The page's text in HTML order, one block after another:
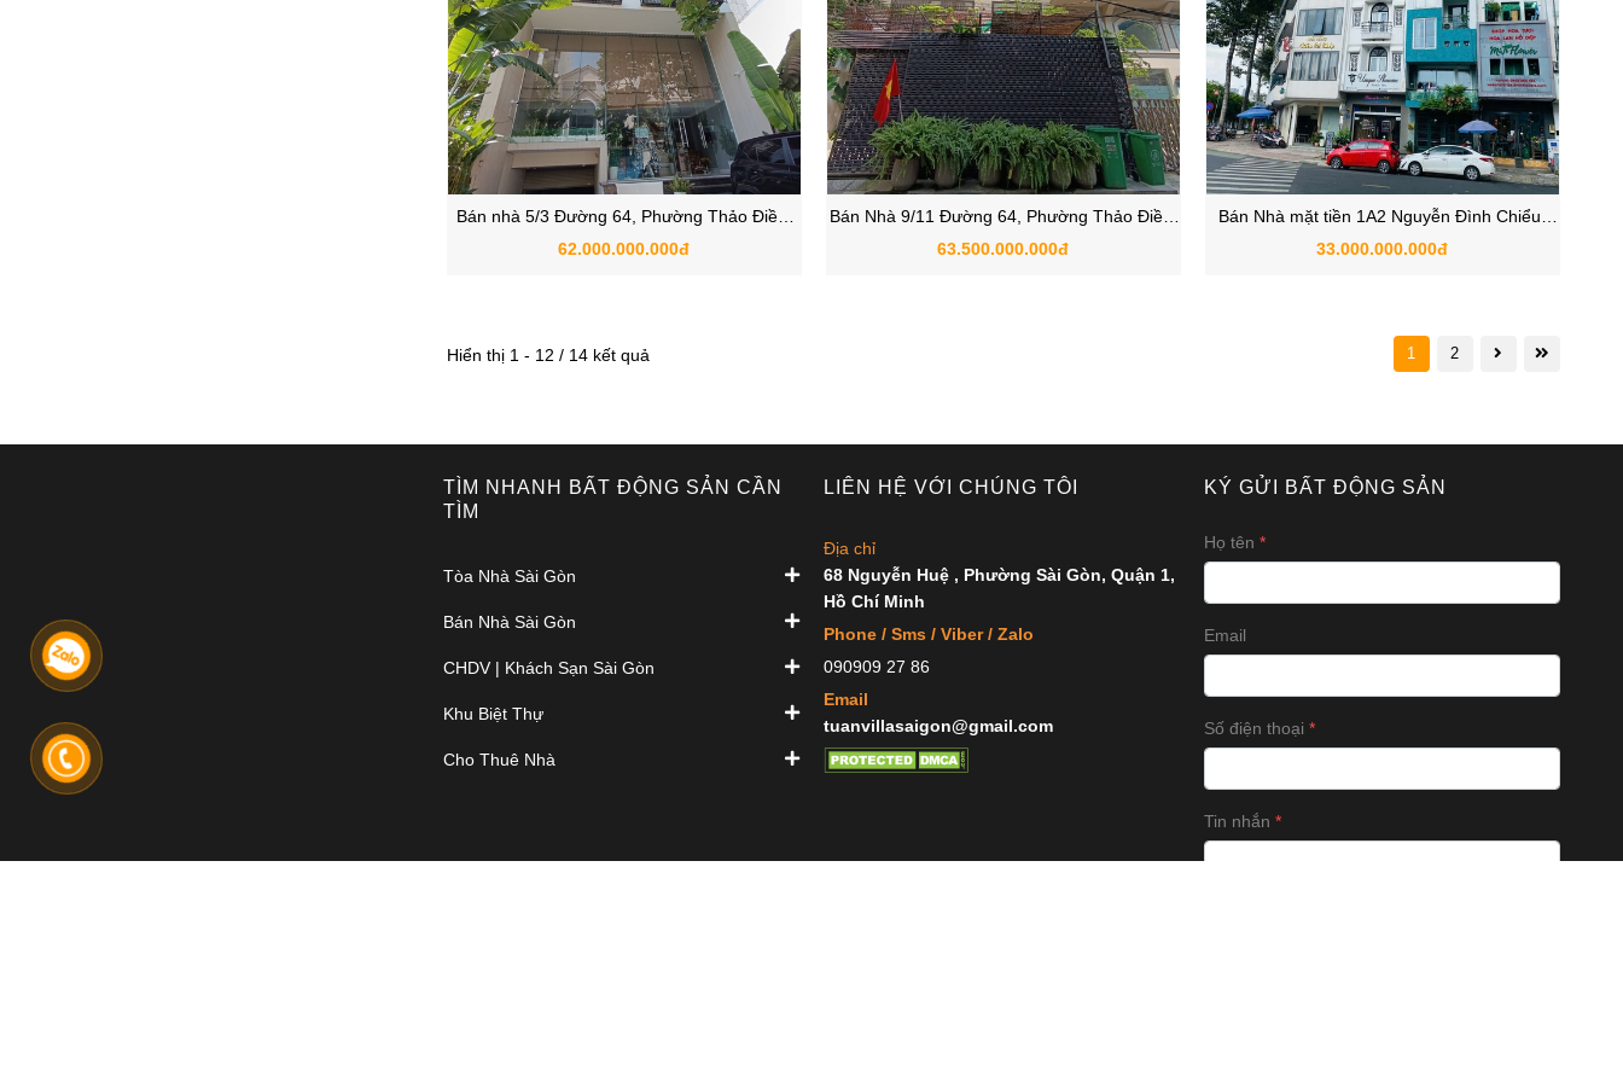
Bán nhà 5/3 Đường 64, Phường Thảo Điền,
Quận 2, TP Thủ Đức
62.000.000.000đ
Bán Nhà 9/11 Đường 64, Phường Thảo Điền,
Quận 2, TP Thủ Đức
63.500.000.000đ
Bán Nhà mặt tiền 1A2 Nguyễn Đình Chiểu,
Phường Đa Kao, Quận 1
33.000.000.000đ
Hiển thị 1 - 12 / 14 kết quả 1 2
TÌM NHANH BẤT ĐỘNG SẢN CẦN
TÌM
Tòa Nhà Sài Gòn
Bán Nhà Sài Gòn
CHDV | Khách Sạn Sài Gòn
Khu Biệt Thự
Cho Thuê Nhà
LIÊN HỆ VỚI CHÚNG TÔI
Địa chỉ
68 Nguyễn Huệ , Phường Sài Gòn, Quận 1,
Hồ Chí Minh
Phone / Sms / Viber / Zalo
090909 27 86
Email
tuanvillasaigon@gmail.com
KÝ GỬI BẤT ĐỘNG SẢN
Họ tên
Email
Số điện thoại
Tin nhắn